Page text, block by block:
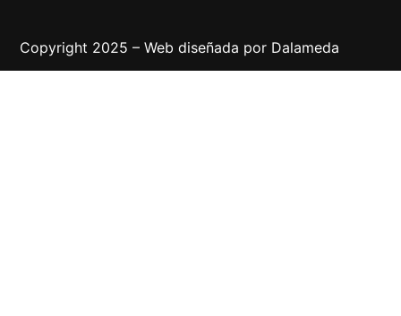
Copyright 2025 – Web diseñada por Dalameda